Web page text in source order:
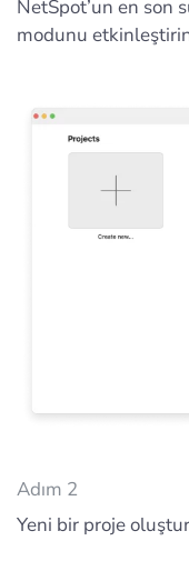
NetSpot’un en son
modunu
Adım 2
Yeni bir proje